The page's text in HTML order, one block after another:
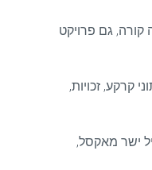
קורה, גם פרויקט
קרקע, זכויות,
ישר מאקסל,